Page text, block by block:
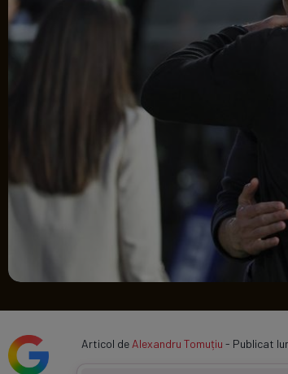
Articol de Alexandru Tomuțiu - Publicat